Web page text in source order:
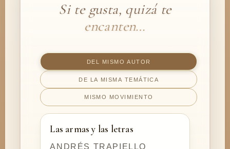
Si te gusta, quizá te
encanten…
DEL MISMO AUTOR
DE LA MISMA TEMÁTICA
MISMO MOVIMIENTO
Las armas y las letras
ANDRÉS TRAPIELLO